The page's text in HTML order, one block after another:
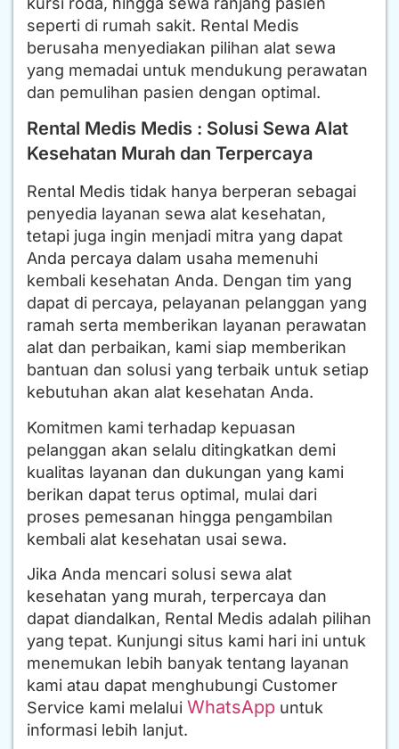
seperti di rumah sakit. Rental Medis
berusaha menyediakan pilihan alat sewa
yang memadai untuk mendukung perawatan
dan pemulihan pasien dengan optimal.
Rental Medis Medis : Solusi Sewa Alat
Kesehatan Murah dan Terpercaya
Rental Medis tidak hanya berperan sebagai
penyedia layanan sewa alat kesehatan,
tetapi juga ingin menjadi mitra yang dapat
Anda percaya dalam usaha memenuhi
kembali kesehatan Anda. Dengan tim yang
dapat di percaya, pelayanan pelanggan yang
ramah serta memberikan layanan perawatan
alat dan perbaikan, kami siap memberikan
bantuan dan solusi yang terbaik untuk setiap
kebutuhan akan alat kesehatan Anda.
Komitmen kami terhadap kepuasan
pelanggan akan selalu ditingkatkan demi
kualitas layanan dan dukungan yang kami
berikan dapat terus optimal, mulai dari
proses pemesanan hingga pengambilan
kembali alat kesehatan usai sewa.
Jika Anda mencari solusi sewa alat
kesehatan yang murah, terpercaya dan
dapat diandalkan, Rental Medis adalah pilihan
yang tepat. Kunjungi situs kami hari ini untuk
menemukan lebih banyak tentang layanan
kami atau dapat menghubungi Customer
Service kami melalui WhatsApp untuk
informasi lebih lanjut.